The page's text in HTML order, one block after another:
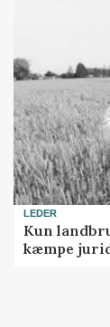
LEDER
Kun
kæmpe